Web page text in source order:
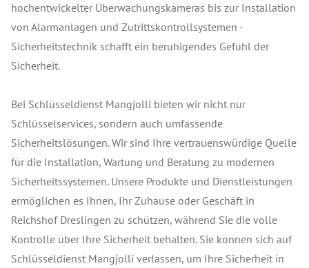
hochentwickelter Überwachungskameras bis zur Installation
von Alarmanlagen und Zutrittskontrollsystemen -
Sicherheitstechnik schafft ein beruhigendes Gefühl der
Sicherheit.
Bei Schlüsseldienst Mangjolli bieten wir nicht nur
Schlüsselservices, sondern auch umfassende
Sicherheitslösungen. Wir sind Ihre vertrauenswürdige Quelle
für die Installation, Wartung und Beratung zu modernen
Sicherheitssystemen. Unsere Produkte und Dienstleistungen
ermöglichen es Ihnen, Ihr Zuhause oder Geschäft in
Reichshof Dreslingen zu schützen, während Sie die volle
Kontrolle über Ihre Sicherheit behalten. Sie können sich auf
Schlüsseldienst Mangjolli verlassen, um Ihre Sicherheit in